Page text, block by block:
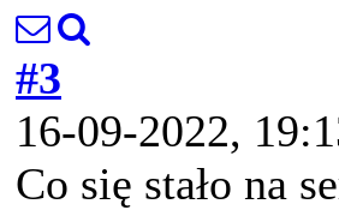
#3
16-09-2022,
Co się stało na